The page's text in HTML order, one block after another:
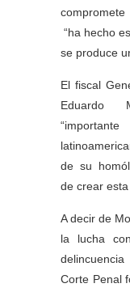
“ha hecho
se produce
El fiscal
Eduardo
de su
de crear
A decir de
la lucha
Corte Penal